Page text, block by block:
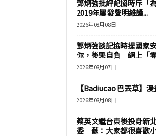
鄧炳強批評記協時斥「
2019年屢發聲明維護...
2026年08月08日
鄧炳強談記協時提國家
你，後果自負 網上「
2026年08月07日
【Badiucao 巴丟草】漫
2026年08月08日
蔡英文繼台東後投身新
委 蘇：大家都很喜歡